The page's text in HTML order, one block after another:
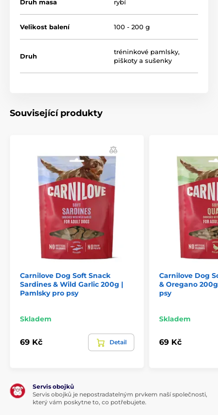
Zdroj omega-3:Rybí protein pro podporu mozkové
činnosti a kvalitní srsti.
Metabolická podpora:Tymián pro přirozené
pročištění organismu a zdravé zažívání.
Velikost pamlsku: 11,8 x 7,5 mm
hydrolyzovaný drůbeží protein (8 %), hydrolyzovaná
kuřecí játra (5 %), kolagen (4 %), melasa, hrachová
mouka, sušený tymián (1 %).
Druh masa rybí
Velikost balení 100 - 200 g
Druh
tréninkové pamlsky,
piškoty a sušenky
Související produkty
Carnilove Dog Soft Snack
Sardines & Wild Garlic 200g |
Pamlsky pro psy
Skladem
69 Kč Detail
Carnilove Dog
& Oregano
psy
Skladem
69 Kč
Servis obojků
Servis obojků je nepostradatelným prvkem naší společnosti,
který vám poskytne to, co potřebujete.